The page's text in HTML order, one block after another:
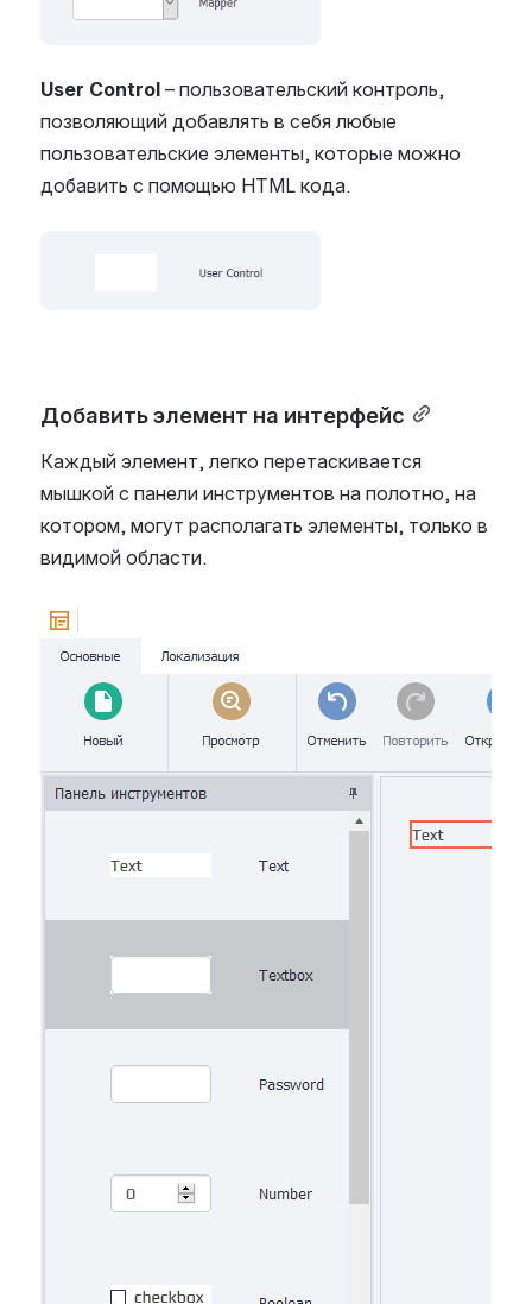
User Control – пользовательский контроль,
позволяющий добавлять в себя любые
пользовательские элементы, которые можно
добавить с помощью HTML кода.
Добавить элемент на интерфейс
Каждый элемент, легко перетаскивается
мышкой с панели инструментов на полотно, на
котором, могут располагать элементы, только в
видимой области.
Open